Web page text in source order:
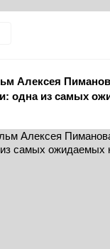
Алексея
одна из самых